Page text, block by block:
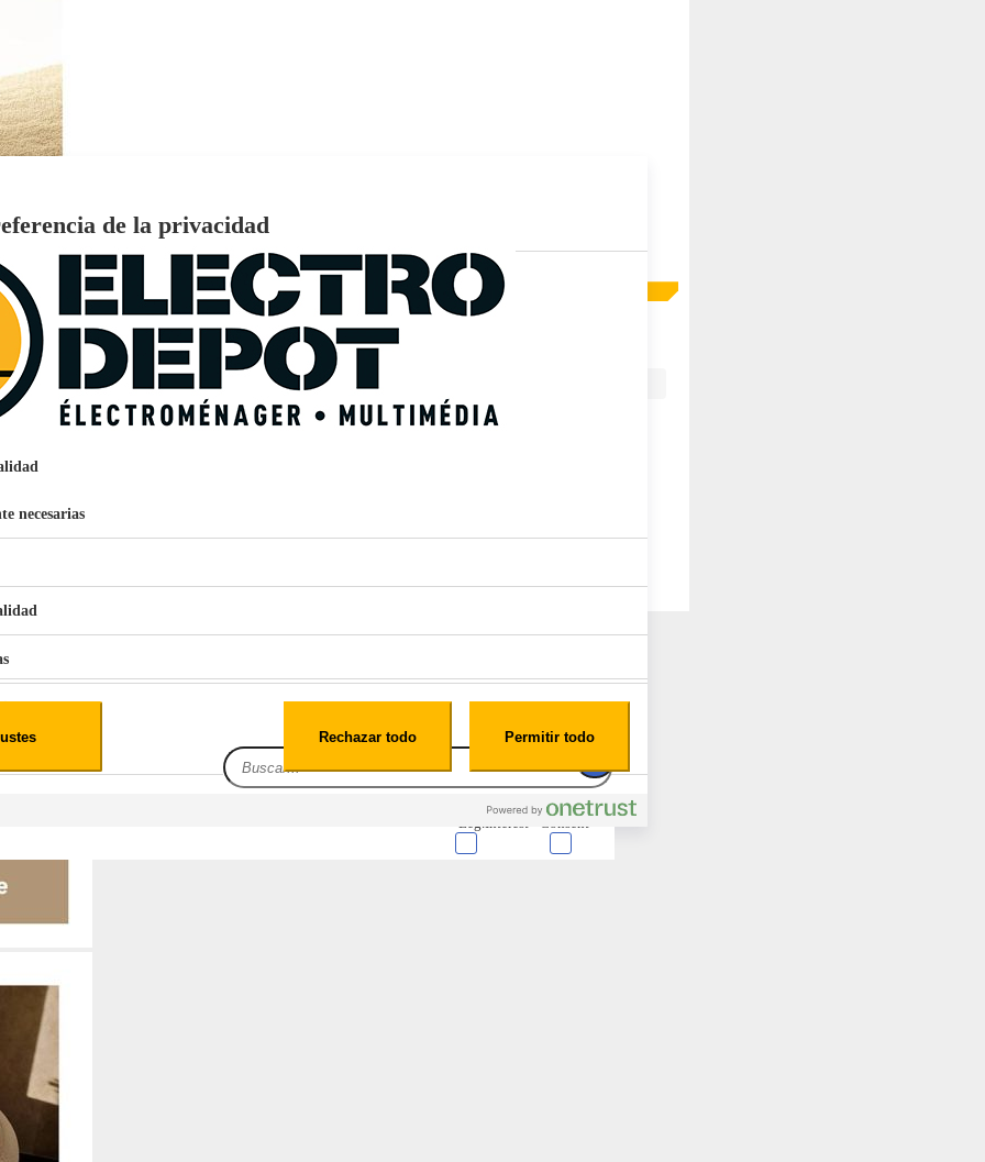
1,1L Limpia Sofás Alfombras Coche SP3
159€ 96
Pago aplazos
EcoTank EPSON ET-2861
de la privacidad
necesarias
estar relacionada contigo, tus preferencias o tu dispositivo y se utiliza principalmente para garantizar
correctamente. Por lo general, la información no te identifica directamente, pero puede brindarte una
Debido a que respetamos tu derecho a la privacidad, te damos la opción de no permitir ciertos
clic en las diferentes categorías de cookies para obtener más detalles sobre cada una de ellas, y así elegir
en tu navegador. Sin embargo, si bloqueas ciertos tipos de cookies, tu experiencia de navegación y
ofrecerte pueden verse afectados. Más información
Consent
Leg.Interest
Rechazar todo Permitir todo